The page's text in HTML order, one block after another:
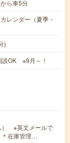
ら車5分
ンダー（夏季・
)
OK ※9月～！
） ※英文メールで
＊在庫管理…